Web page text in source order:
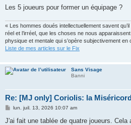
Les 5 joueurs pour former un équipage ?
« Les hommes doués intellectuellement savent
réel et l’irréel, que les choses ne nous
physique et mentale qui s’opère subjectivement
Liste de mes articles sur le Fix
Sans Visage
Banni
Re: [MJ only] Coriolis: la
M
s
lun. juil. 13, 2026 10:07 am
J'ai fait une tablée de quatre joueurs.